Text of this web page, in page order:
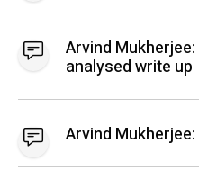
Arvind Mukherjee:
analysed write up
Arvind Mukherjee: